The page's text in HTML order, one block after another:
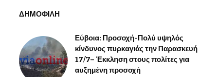
ΔΗΜΟΦΙΛΗ
Εύβοια: Προσοχή-Πολύ υψηλός
κίνδυνος πυρκαγιάς την Παρασκευή
17/7– Έκκληση στους πολίτες για
αυξημένη προσοχή